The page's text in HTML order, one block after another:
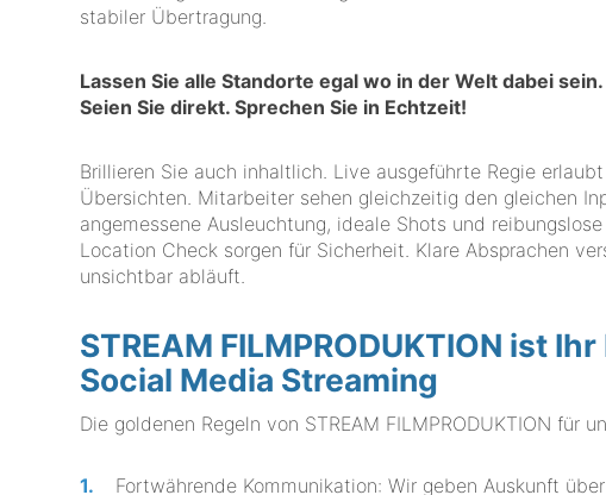
stabiler Übertragung.
Lassen Sie alle Standorte egal wo in der Welt dabei
Seien Sie direkt. Sprechen Sie in Echtzeit!
Brillieren Sie auch inhaltlich. Live ausgeführte Regie
Übersichten. Mitarbeiter sehen gleichzeitig den gleichen
angemessene Ausleuchtung, ideale Shots und
Location Check sorgen für Sicherheit. Klare Absprachen
unsichtbar abläuft.
STREAM FILMPRODUKTION ist
Social Media Streaming
Die goldenen Regeln von STREAM FILMPRODUKTION für
Fortwährende Kommunikation: Wir geben Auskunft